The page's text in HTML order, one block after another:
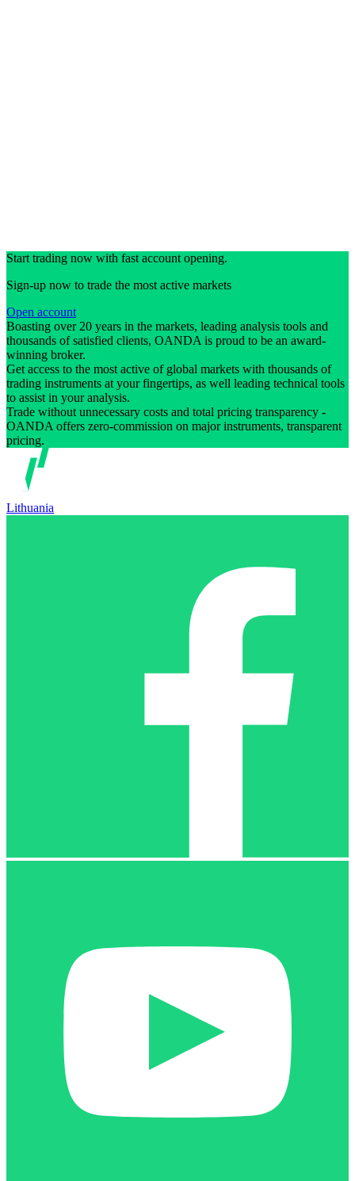
Start trading now with fast account opening.
Sign-up now to trade the most active markets
Open account
Boasting over 20 years in the markets, leading analysis tools and
thousands of satisfied clients, OANDA is proud to be an award-
winning broker.
Get access to the most active of global markets with thousands of
trading instruments at your fingertips, as well leading technical tools
to assist in your analysis.
Trade without unnecessary costs and total pricing transparency -
OANDA offers zero-commission on major instruments, transparent
pricing.
Lithuania